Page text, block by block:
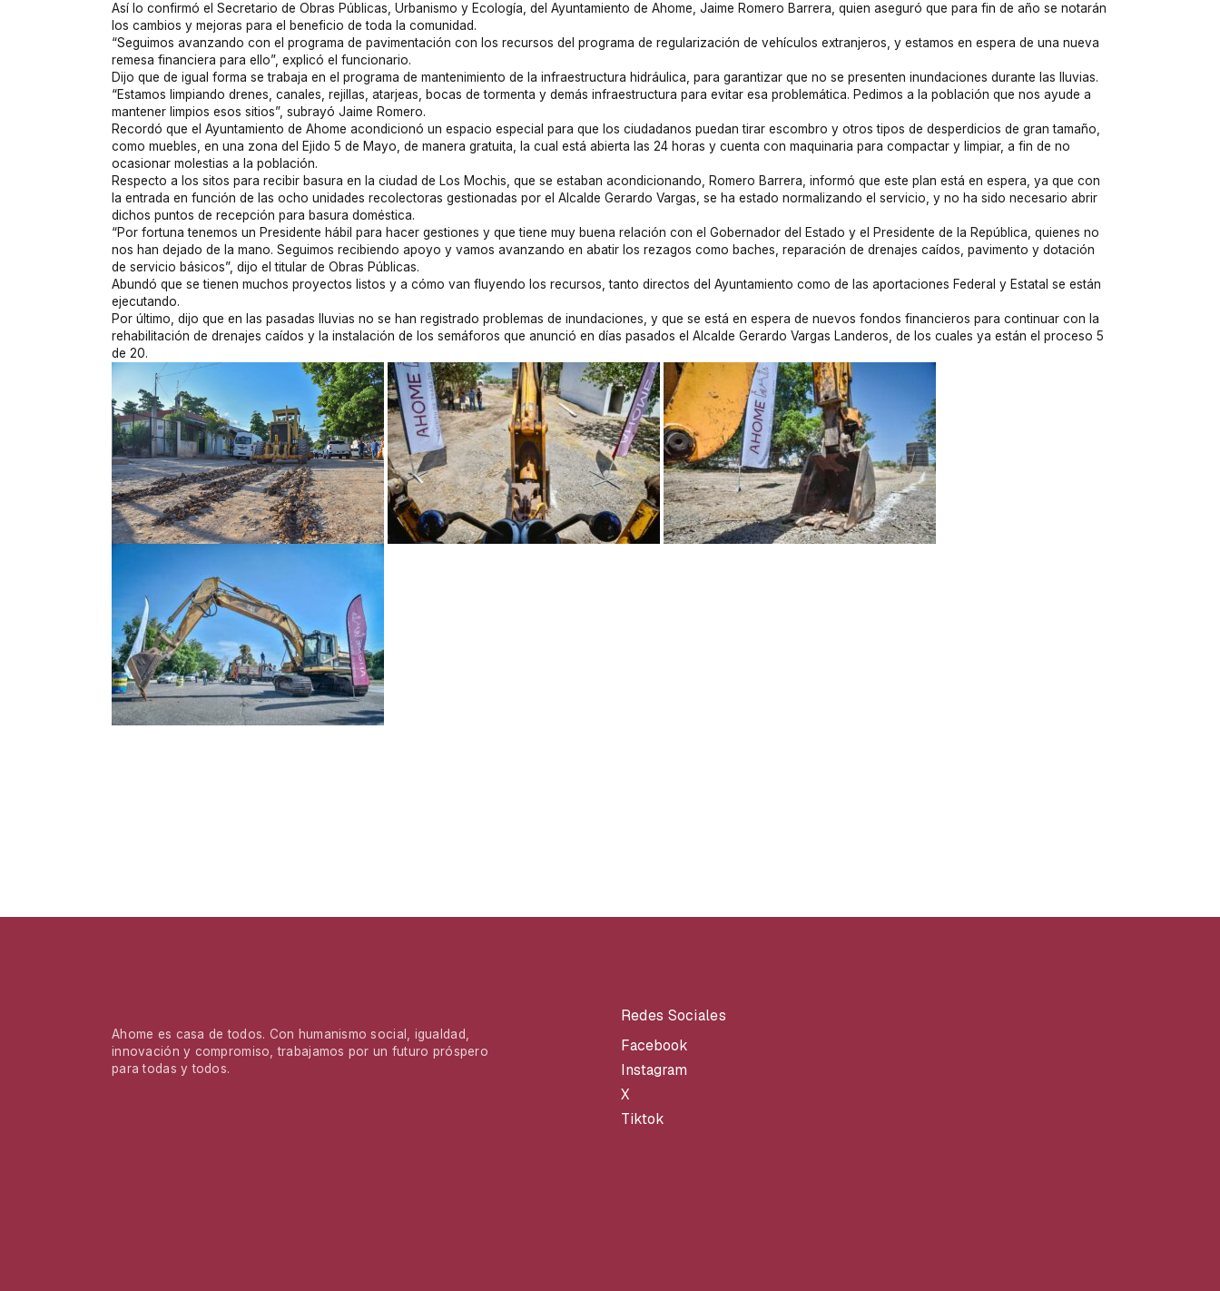
Así lo confirmó el Secretario de Obras Públicas, Urbanismo y Ecología, del Ayuntamiento de Ahome, Jaime Romero Barrera, quien aseguró que para fin de año se notarán
los cambios y mejoras para el beneficio de toda la comunidad.
“Seguimos avanzando con el programa de pavimentación con los recursos del programa de regularización de vehículos extranjeros, y estamos en espera de una nueva
remesa financiera para ello”, explicó el funcionario.
Dijo que de igual forma se trabaja en el programa de mantenimiento de la infraestructura hidráulica, para garantizar que no se presenten inundaciones durante las lluvias.
“Estamos limpiando drenes, canales, rejillas, atarjeas, bocas de tormenta y demás infraestructura para evitar esa problemática. Pedimos a la población que nos ayude a
mantener limpios esos sitios”, subrayó Jaime Romero.
Recordó que el Ayuntamiento de Ahome acondicionó un espacio especial para que los ciudadanos puedan tirar escombro y otros tipos de desperdicios de gran tamaño,
como muebles, en una zona del Ejido 5 de Mayo, de manera gratuita, la cual está abierta las 24 horas y cuenta con maquinaria para compactar y limpiar, a fin de no
ocasionar molestias a la población.
Respecto a los sitos para recibir basura en la ciudad de Los Mochis, que se estaban acondicionando, Romero Barrera, informó que este plan está en espera, ya que con
la entrada en función de las ocho unidades recolectoras gestionadas por el Alcalde Gerardo Vargas, se ha estado normalizando el servicio, y no ha sido necesario abrir
dichos puntos de recepción para basura doméstica.
“Por fortuna tenemos un Presidente hábil para hacer gestiones y que tiene muy buena relación con el Gobernador del Estado y el Presidente de la República, quienes no
nos han dejado de la mano. Seguimos recibiendo apoyo y vamos avanzando en abatir los rezagos como baches, reparación de drenajes caídos, pavimento y dotación
de servicio básicos”, dijo el titular de Obras Públicas.
Abundó que se tienen muchos proyectos listos y a cómo van fluyendo los recursos, tanto directos del Ayuntamiento como de las aportaciones Federal y Estatal se están
ejecutando.
Por último, dijo que en las pasadas lluvias no se han registrado problemas de inundaciones, y que se está en espera de nuevos fondos financieros para continuar con la
rehabilitación de drenajes caídos y la instalación de los semáforos que anunció en días pasados el Alcalde Gerardo Vargas Landeros, de los cuales ya están el proceso 5
de 20.
Ahome es casa de todos. Con humanismo social, igualdad,
innovación y compromiso, trabajamos por un futuro próspero
para todas y todos.
Redes Sociales
Facebook
Instagram
X
Tiktok